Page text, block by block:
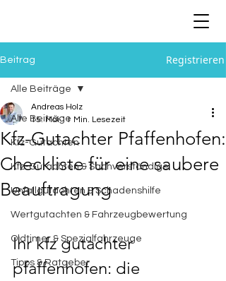
Beitrag Registrieren
Alle Beiträge
Kfz-Gutachten
Kfz-Gutachten & Sachverständige
Unfallgutachten & Schadenshilfe
Wertgutachten & Fahrzeugbewertung
Oldtimer & Spezialfahrzeuge
Tipps & Ratgeber
Alle Beiträge
Kfz-Gutachter Pfaffenhofen:
Checkliste für eine saubere
Beauftragung
Andreas Holz
15. Mai 11 Min. Lesezeit
Ihr kfz gutachter
pfaffenhofen: die